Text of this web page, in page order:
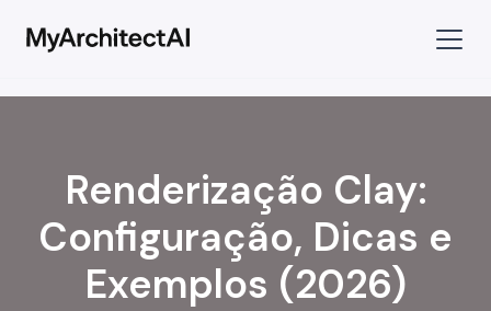
Renderização Clay:
Configuração, Dicas e
Exemplos (2026)